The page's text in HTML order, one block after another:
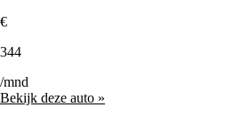
€
344
/mnd
Bekijk deze auto »